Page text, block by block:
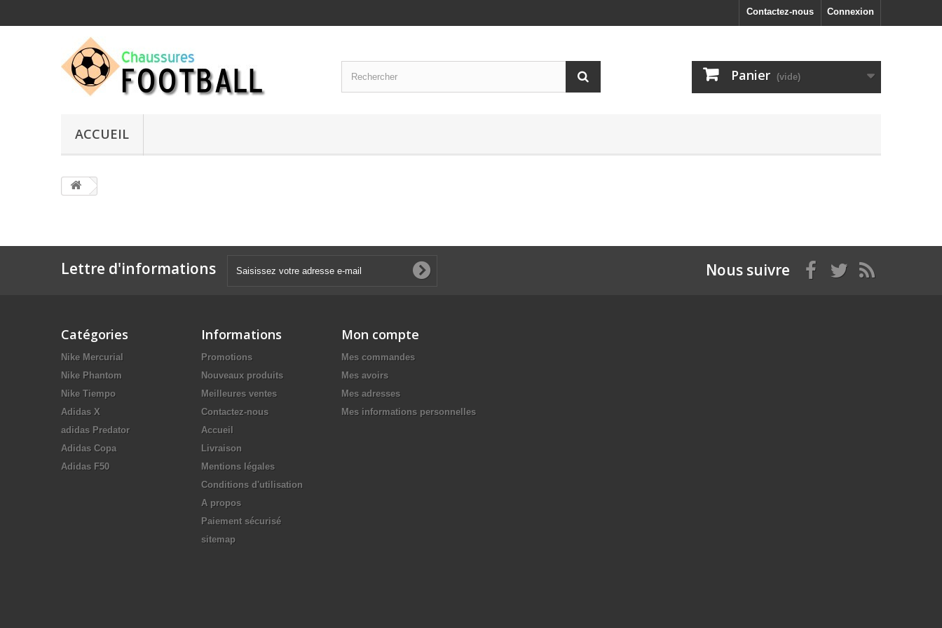
Connexion
Contactez-nous
Panier (vide)
ACCUEIL
Lettre d'informations Nous suivre
Catégories
Nike Mercurial
Nike Phantom
Nike Tiempo
Adidas X
adidas Predator
Adidas Copa
Adidas F50
Informations
Promotions
Nouveaux produits
Meilleures ventes
Contactez-nous
Accueil
Livraison
Mentions légales
Conditions d'utilisation
A propos
Paiement sécurisé
sitemap
Mon compte
Mes commandes
Mes avoirs
Mes adresses
Mes informations personnelles